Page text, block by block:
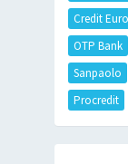
Credit
OTP Bank
Sanpaolo
Procredit